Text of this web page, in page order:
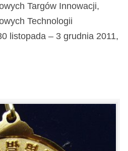
Targów Innowacji,
Technologii
listopada – 3 grudnia 2011,